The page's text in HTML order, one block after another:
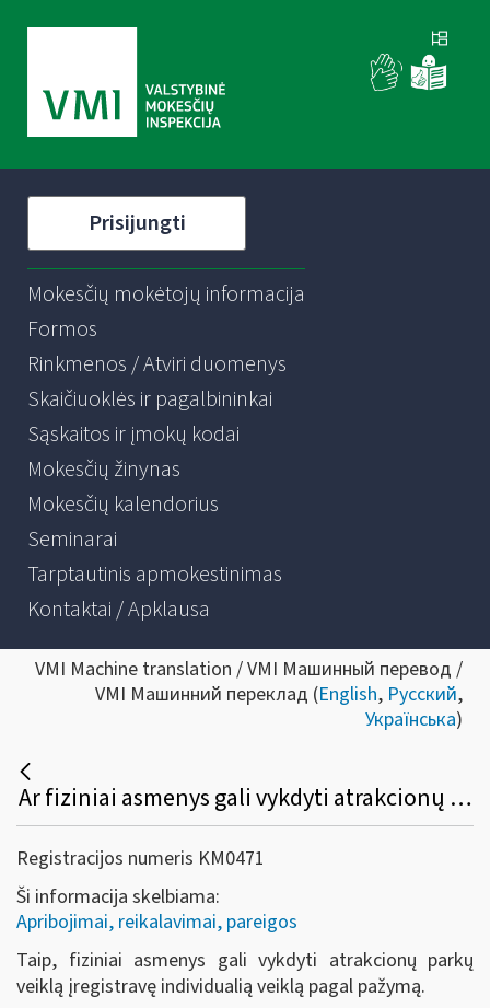
Prisijungti
Mokesčių mokėtojų informacija
Formos
Rinkmenos / Atviri duomenys
Skaičiuoklės ir pagalbininkai
Sąskaitos ir įmokų kodai
Mokesčių žinynas
Mokesčių kalendorius
Seminarai
Tarptautinis apmokestinimas
Kontaktai / Apklausa
VMI Machine translation / VMI Машинный перевод /
VMI Машинний переклад (English, Русский,
Українська)
Ar fiziniai asmenys gali vykdyti atrakcionų parkų veiklą neįsteigę juridinio asmens?
Registracijos numeris KM0471
Ši informacija skelbiama:
Apribojimai, reikalavimai, pareigos
Taip, fiziniai asmenys gali vykdyti atrakcionų parkų
veiklą įregistravę individualią veiklą pagal pažymą.